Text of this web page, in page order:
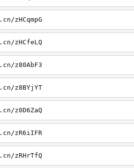
zHCqmpG
zHCfeLQ
z80AbF3
z8BYjYT
z0D6ZaQ
zR6iIFR
zRHrTfQ